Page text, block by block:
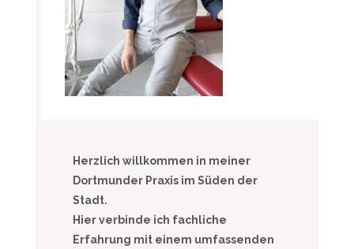
Herzlich willkommen in meiner
Dortmunder Praxis im Süden der
Stadt.
Hier verbinde ich fachliche
Erfahrung mit einem umfassenden